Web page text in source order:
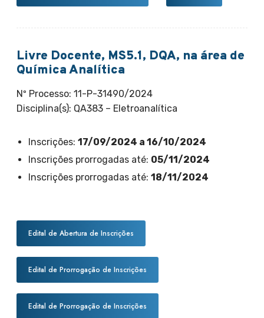
Livre Docente, MS5.1, DQA, na área de
Química Analítica
Nº Processo: 11-P-31490/2024
Disciplina(s): QA383 – Eletroanalítica
Inscrições: 17/09/2024 a 16/10/2024
Inscrições prorrogadas até: 05/11/2024
Inscrições prorrogadas até: 18/11/2024
Edital de Abertura de Inscrições
Edital de Prorrogação de Inscrições
Edital de Prorrogação de Inscrições